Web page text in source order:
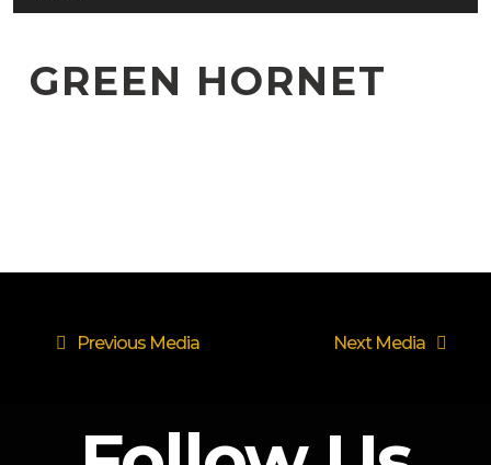
GREEN HORNET
Previous Media Next Media